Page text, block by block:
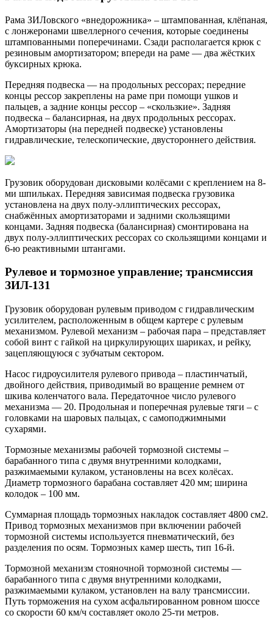
Рама ЗИЛовского «внедорожника» – штампованная, клёпаная,
с лонжеронами швеллерного сечения, которые соединены
штампованными поперечинами. Сзади располагается крюк с
резиновым амортизатором; впереди на раме — два жёстких
буксирных крюка.
Передняя подвеска — на продольных рессорах; передние
концы рессор закреплены на раме при помощи ушков и
пальцев, а задние концы рессор – «скользкие». Задняя
подвеска – балансирная, на двух продольных рессорах.
Амортизаторы (на передней подвеске) установлены
гидравлические, телескопические, двустороннего действия.
Грузовик оборудован дисковыми колёсами с креплением на 8-
ми шпильках. Передняя зависимая подвеска грузовика
установлена на двух полу-эллиптических рессорах,
снабжённых амортизаторами и задними скользящими
концами. Задняя подвеска (балансирная) смонтирована на
двух полу-эллиптических рессорах со скользящими концами и
6-ю реактивными штангами.
Рулевое и тормозное управление; трансмиссия
ЗИЛ-131
Грузовик оборудован рулевым приводом с гидравлическим
усилителем, расположенным в общем картере с рулевым
механизмом. Рулевой механизм – рабочая пара – представляет
собой винт с гайкой на циркулирующих шариках, и рейку,
зацепляющуюся с зубчатым сектором.
Насос гидроусилителя рулевого привода – пластинчатый,
двойного действия, приводимый во вращение ремнем от
шкива коленчатого вала. Передаточное число рулевого
механизма — 20. Продольная и поперечная рулевые тяги – с
головками на шаровых пальцах, с самоподжимными
сухарями.
Тормозные механизмы рабочей тормозной системы –
барабанного типа с двумя внутренними колодками,
разжимаемыми кулаком, установлены на всех колёсах.
Диаметр тормозного барабана составляет 420 мм; ширина
колодок – 100 мм.
Суммарная площадь тормозных накладок составляет 4800 см2.
Привод тормозных механизмов при включении рабочей
тормозной системы используется пневматический, без
разделения по осям. Тормозных камер шесть, тип 16-й.
Тормозной механизм стояночной тормозной системы —
барабанного типа с двумя внутренними колодками,
разжимаемыми кулаком, установлен на валу трансмиссии.
Путь торможения на сухом асфальтированном ровном шоссе
со скорости 60 км/ч составляет около 25-ти метров.